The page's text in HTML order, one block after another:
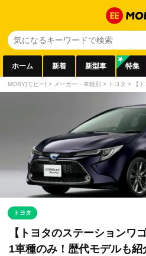
ホーム 新着 新型車 特集
MOBY[モビー] > メーカー・車種別 > トヨタ > 【
トヨタ
【トヨタのステーションワ
1車種のみ！歴代モデルも